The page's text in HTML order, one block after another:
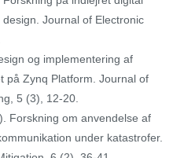
Journal of Electronic
og implementering af
på Zynq Platform. Journal of
5 (3), 12-20.
Forskning om anvendelse af
under katastrofer.